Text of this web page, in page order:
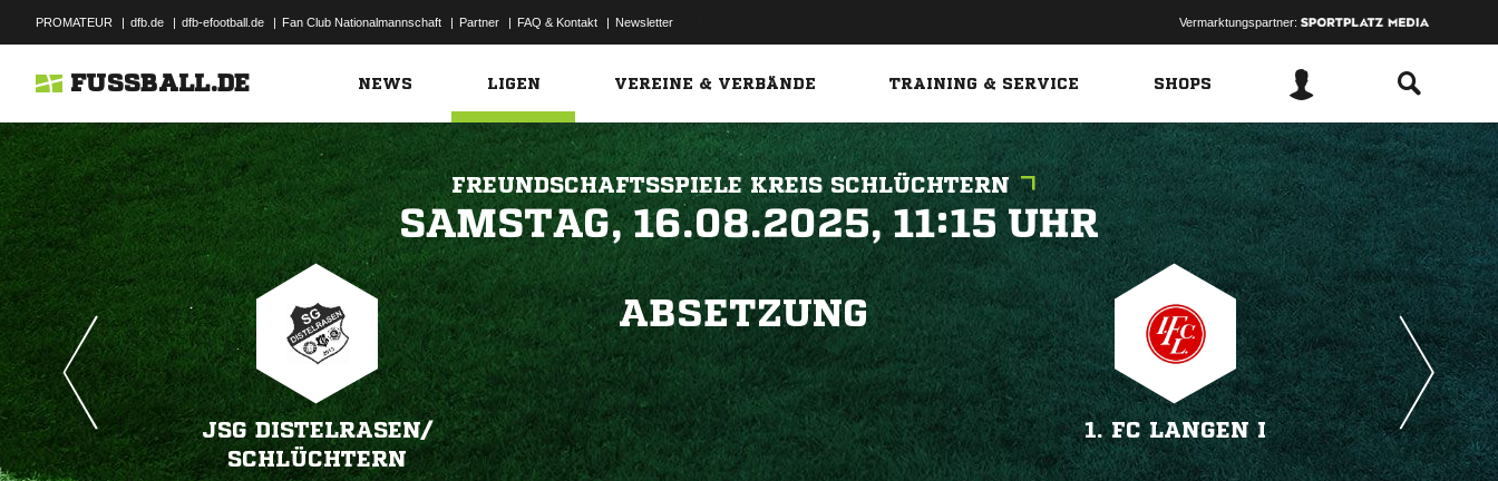
PROMATEUR | dfb.de | dfb-efootball.de | Fan Club Nationalmannschaft | Partner | FAQ & Kontakt | Newsletter Vermarktungspartner:
FUSSBALL.DE NEWS LIGEN VEREINE & VERBÄNDE TRAINING & SERVICE SHOPS
FREUNDSCHAFTSSPIELE KREIS SCHLÜCHTERN
   
JSG DISTELRASEN/​
SCHLÜCHTERN
ABSETZUNG
1. FC LANGEN I